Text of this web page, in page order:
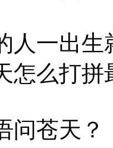
人一出
怎么打
问苍天？